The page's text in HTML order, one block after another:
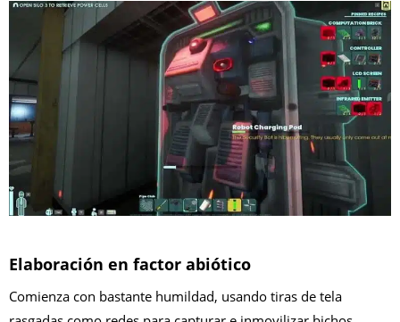
Elaboración en factor abiótico
Comienza con bastante humildad, usando tiras de tela